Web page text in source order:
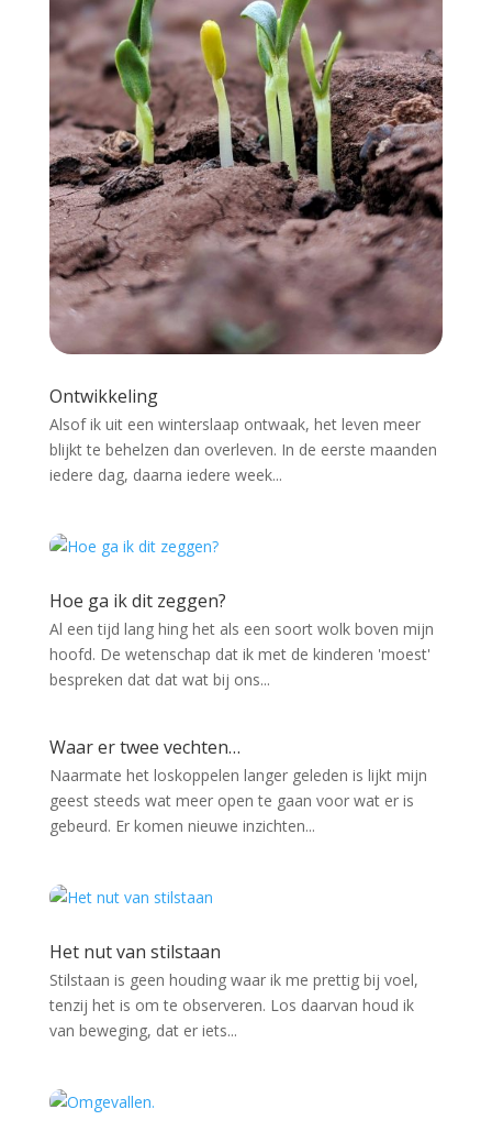
Ontwikkeling
Alsof ik uit een winterslaap ontwaak, het leven meer
blijkt te behelzen dan overleven. In de eerste maanden
iedere dag, daarna iedere week...
Hoe ga ik dit zeggen?
Al een tijd lang hing het als een soort wolk boven mijn
hoofd. De wetenschap dat ik met de kinderen 'moest'
bespreken dat dat wat bij ons...
Waar er twee vechten…
Naarmate het loskoppelen langer geleden is lijkt mijn
geest steeds wat meer open te gaan voor wat er is
gebeurd. Er komen nieuwe inzichten...
Het nut van stilstaan
Stilstaan is geen houding waar ik me prettig bij voel,
tenzij het is om te observeren. Los daarvan houd ik
van beweging, dat er iets...